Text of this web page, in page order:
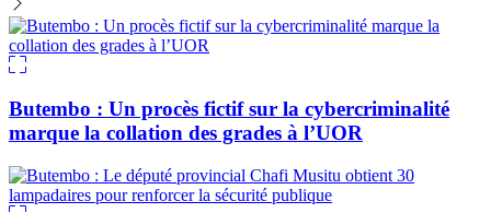
Butembo : Un procès fictif sur la cybercriminalité
marque la collation des grades à l’UOR